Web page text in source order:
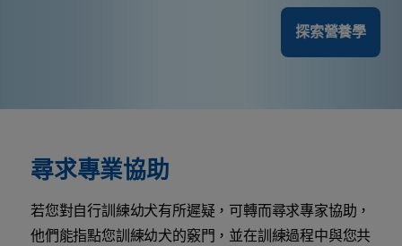
探索營養學
尋求專業協助
若您對自行訓練幼犬有所遲疑，可轉而尋求專家協助，
他們能指點您訓練幼犬的竅門，並在訓練過程中與您共